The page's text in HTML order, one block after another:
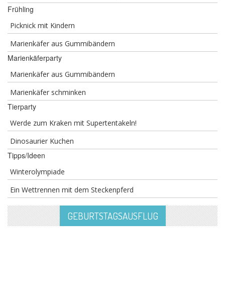
Frühling
Picknick mit Kindern
Marienkäfer aus Gummibändern
Marienkäferparty
Marienkäfer aus Gummibändern
Marienkäfer schminken
Tierparty
Werde zum Kraken mit Supertentakeln!
Dinosaurier Kuchen
Tipps/Ideen
Winterolympiade
Ein Wettrennen mit dem Steckenpferd
GEBURTSTAGSAUSFLUG